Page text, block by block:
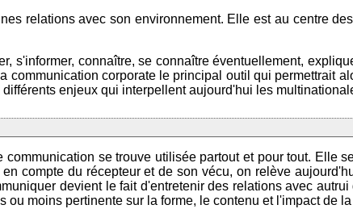
relations avec son environnement. Elle est au centre
s'informer, connaître, se connaître éventuellement,
corporate le principal outil qui permettrait
enjeux qui interpellent aujourd'hui les
se trouve utilisée partout et pour tout. Elle
compte du récepteur et de son vécu, on relève
devient le fait d'entretenir des relations avec
moins pertinente sur la forme, le contenu et l'impact de